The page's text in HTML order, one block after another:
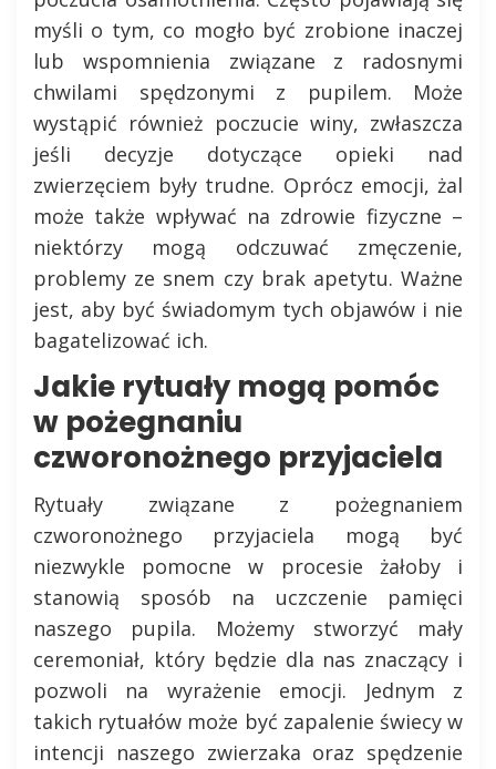
myśli o tym, co mogło być zrobione inaczej
lub wspomnienia związane z radosnymi
chwilami spędzonymi z pupilem. Może
wystąpić również poczucie winy, zwłaszcza
jeśli decyzje dotyczące opieki nad
zwierzęciem były trudne. Oprócz emocji, żal
może także wpływać na zdrowie fizyczne –
niektórzy mogą odczuwać zmęczenie,
problemy ze snem czy brak apetytu. Ważne
jest, aby być świadomym tych objawów i nie
bagatelizować ich.
Jakie rytuały mogą pomóc
w pożegnaniu
czworonożnego przyjaciela
Rytuały związane z pożegnaniem
czworonożnego przyjaciela mogą być
niezwykle pomocne w procesie żałoby i
stanowią sposób na uczczenie pamięci
naszego pupila. Możemy stworzyć mały
ceremoniał, który będzie dla nas znaczący i
pozwoli na wyrażenie emocji. Jednym z
takich rytuałów może być zapalenie świecy w
intencji naszego zwierzaka oraz spędzenie